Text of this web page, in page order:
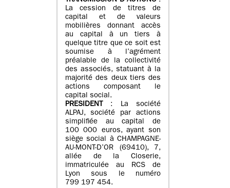
La cession de titres de
capital et de valeurs
mobilières donnant accès
au capital à un tiers à
quelque titre que ce soit est
soumise à l’agrément
préalable de la collectivité
des associés, statuant à la
majorité des deux tiers des
actions composant le
capital social.
PRESIDENT
: La société
ALPAJ, société par actions
simplifiée au capital de
100 000 euros, ayant son
siège social à CHAMPAGNE-
AU-MONT-D’OR (69410), 7,
allée de la Closerie,
immatriculée au RCS de
Lyon sous le numéro
799 197 454.